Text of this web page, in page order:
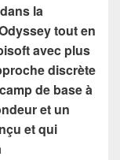
la
tout en
avec plus
discrète
de base à
et un
et qui